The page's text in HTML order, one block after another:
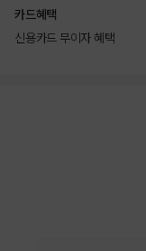
카드혜택
신용카드 무이자 혜택